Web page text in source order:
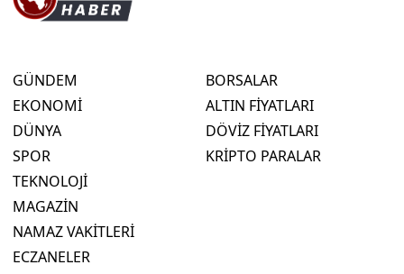
GÜNDEM
EKONOMİ
DÜNYA
SPOR
TEKNOLOJİ
MAGAZİN
NAMAZ VAKİTLERİ
ECZANELER
BORSALAR
ALTIN FİYATLARI
DÖVİZ FİYATLARI
KRİPTO PARALAR